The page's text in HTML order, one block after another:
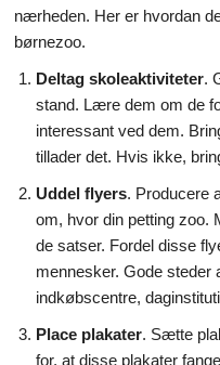
Videnskab & Natur
nærheden. Her er hvordan
børnezoo.
Deltag skoleaktiviteter.
stand. Lære dem om de
interessant ved dem.
tillader det. Hvis ikke,
Uddel flyers. Producere
om, hvor din petting zoo.
de satser. Fordel disse
mennesker. Gode steder
indkøbscentre,
Place plakater. Sætte
for, at disse plakater